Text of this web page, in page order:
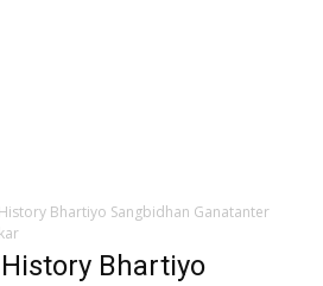
Bhartiyo Sangbidhan Ganatanter
Bhartiyo